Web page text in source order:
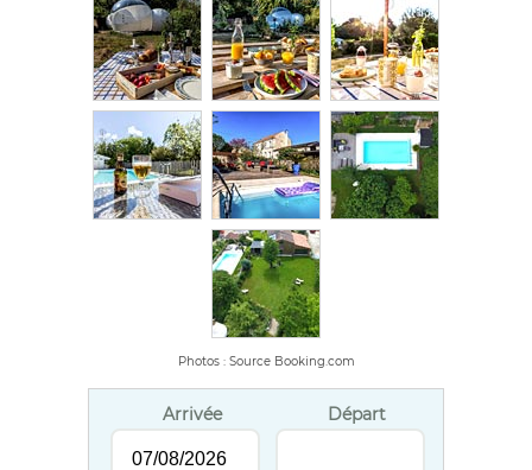
Photos : Source Booking.com
Arrivée Départ